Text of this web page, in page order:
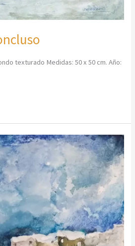
texturado Medidas: 50 x 50 cm. Año: